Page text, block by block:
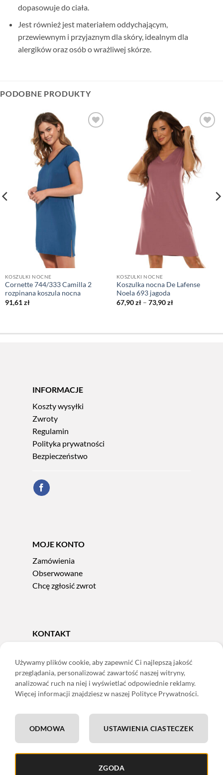
dopasowuje do ciała.
Jest również jest materiałem oddychającym,
przewiewnym i przyjaznym dla skóry, idealnym dla
alergików oraz osób o wrażliwej skórze.
PODOBNE PRODUKTY
KOSZULKI NOCNE
Cornette 744/333 Camilla 2
rozpinana koszula nocna
91,61zł
KOSZULKI NOCNE
Koszulka nocna De Lafense
Noela 693 jagoda
67,90zł – 73,90złZakres
73,90 zł
INFORMACJE
Koszty wysyłki
Zwroty
Regulamin
Polityka prywatności
Bezpieczeństwo
MOJE KONTO
Zamówienia
Obserwowane
Chcę zgłosić zwrot
KONTAKT
e-mail:sklep@adoris.pl
poniedziałek - piątek 8:00-16:00
Adoris Dorota Święcka
58-502 Jelenia Góra
Używamy plików cookie, aby zapewnić Ci najlepszą jakość
przeglądania, personalizować zawartość naszej witryny,
analizować ruch na niej i wyświetlać odpowiednie reklamy.
Więcej informacji znajdziesz w naszej Polityce Prywatności.
ZGODA
USTAWIENIA CIASTECZEK
ODMOWA